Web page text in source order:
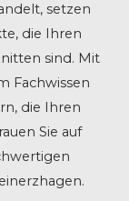
setzen
die Ihren
sind. Mit
Fachwissen
die Ihren
Sie auf